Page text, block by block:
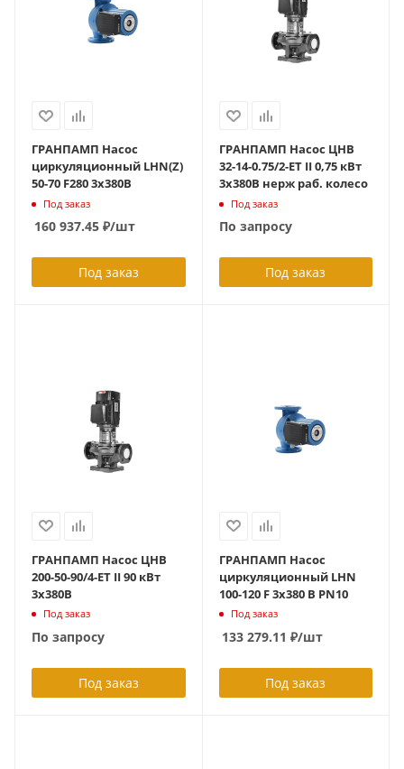
ГРАНПАМП Насос
циркуляционный LHN(Z)
50-70 F280 3х380В
Под заказ
160 937.45 ₽/шт
Под заказ
ГРАНПАМП Насос ЦНВ
32-14-0.75/2-ЕT II 0,75 кВт
3х380В нерж раб. колесо
Под заказ
По запросу
Под заказ
ГРАНПАМП Насос ЦНВ
200-50-90/4-ET II 90 кВт
3х380В
Под заказ
По запросу
Под заказ
ГРАНПАМП Насос
циркуляционный LHN
100-120 F 3х380 В PN10
Под заказ
133 279.11 ₽/шт
Под заказ